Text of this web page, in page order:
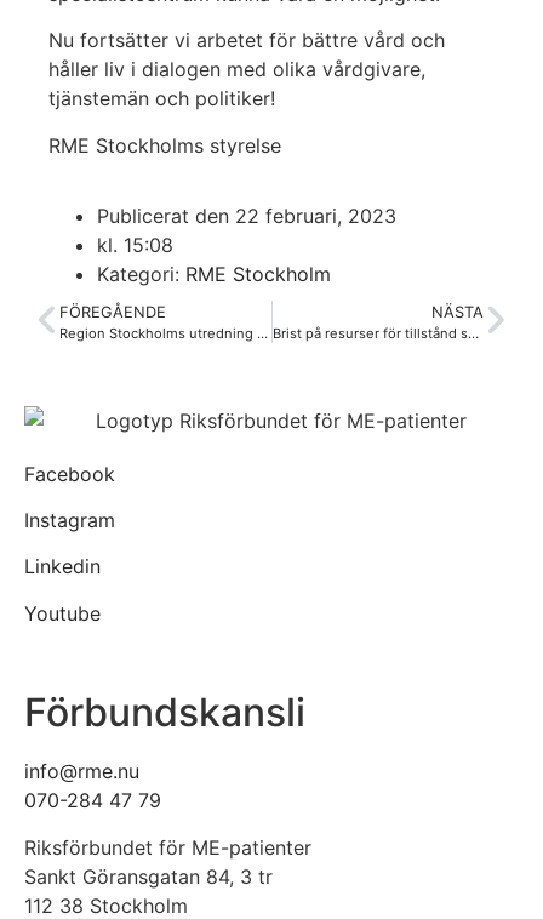
Nu fortsätter vi arbetet för bättre vård och
håller liv i dialogen med olika vårdgivare,
tjänstemän och politiker!
RME Stockholms styrelse
Publicerat den 22 februari, 2023
kl. 15:08
Kategori: RME Stockholm
FÖREGÅENDE
Region Stockholms utredning av ME-vården
NÄSTA
Brist på resurser för tillstånd som ME
Facebook
Instagram
Linkedin
Youtube
Förbundskansli
info@rme.nu
070-284 47 79
Riksförbundet för ME-patienter
Sankt Göransgatan 84, 3 tr
112 38 Stockholm